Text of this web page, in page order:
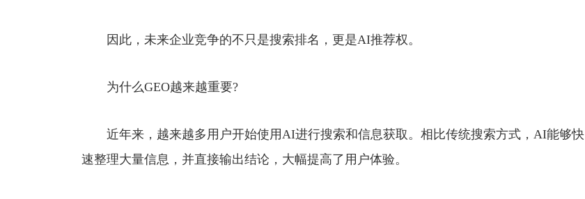
因此，未来企业竞争的不只是搜索排名，更是AI推荐权。
为什么GEO越来越重要?
近年来，越来越多用户开始使用AI进行搜索和信息获取。相比传统搜索方式，AI能够快
速整理大量信息，并直接输出结论，大幅提高了用户体验。